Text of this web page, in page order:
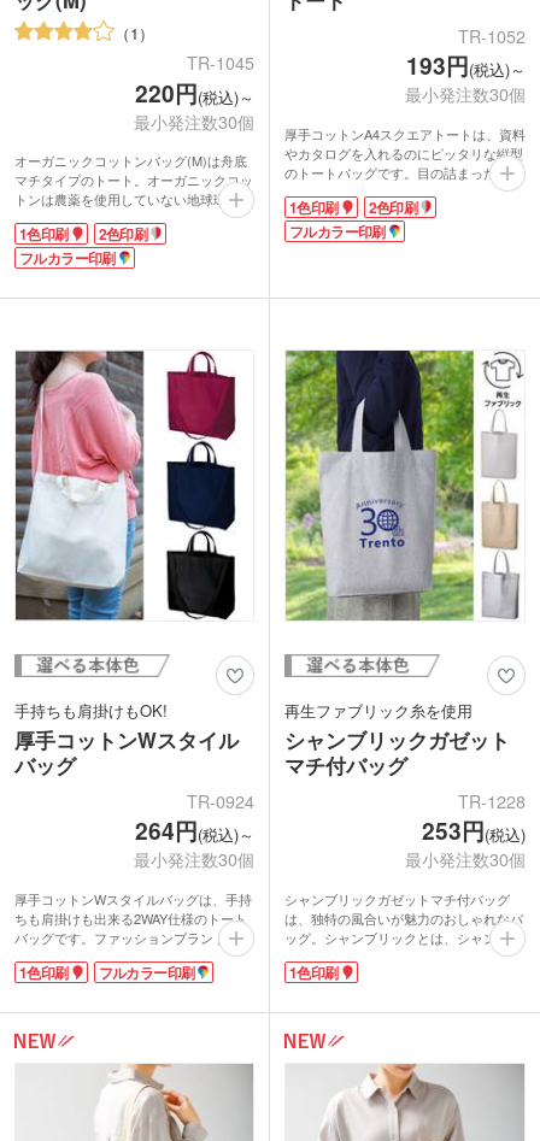
1
TR-1045
220円(税込)～
最小発注数30個
オーガニックコットンバッグ(M)は舟底
マチタイプのトート。オーガニックコッ
トンは農薬を使用していない地球環境に
配慮されたエコ素材。シンプルな生成り
の風合いで使いやすいコットンバッグで
す。
マチ付きバッグは幅広い業界に人気。広
ルティなど色々な用途で使用でき、販促
効果の高いトートです。展示会の資料入
れにもおすすめ。
印刷は1色・2色からフルカラー転写まで
対応。小ロットでのお申し込みも可能で
す。
1色印刷
2色印刷
フルカラー印刷
TR-1052
193円(税込)～
最小発注数30個
厚手コットンA4スクエアトートは、資料
やカタログを入れるのにピッタリな縦型
のトートバッグです。目の詰まった約5
オンスの生地は、ほどよく柔らかい手触
りでありつつも中身が透けにくい。環境
にも優しいので安心して使えます。A4サ
イズで角底マチ付きのシンプルなデザイ
っかり映えます。オープンキャンパスや
セミナー、展示会などのノベルティにオ
ススメです。
1色印刷
2色印刷
フルカラー印刷
手持ちも肩掛けもOK!
厚手コットンWスタイル
バッグ
TR-0924
264円(税込)～
最小発注数30個
厚手コットンWスタイルバッグは、手持
ちも肩掛けも出来る2WAY仕様のトート
バッグです。ファッションブランドで人
気の形状で、オリジナルの1色印刷・フ
ルカラー印刷ができます。
のコットンバッグでは物足りないおしゃ
れ感度の高い人たちに人気があります。
最近ブームのラフなスタイルにぴったり
な、こなれたフォルムのオリジナルバッ
グが製作できますよ。生地はやや薄手の
シーチング地です。
1色印刷 フルカラー印刷
再生ファブリック糸を使用
シャンブリックガゼット
マチ付バッグ
TR-1228
253円(税込)
最小発注数30個
シャンブリックガゼットマチ付バッグ
は、独特の風合いが魅力のおしゃれなバ
ッグ。シャンブリックとは、シャンブレ
ーとファブリックを組み合わせた造語で
す。布地を糸として再利用した再生ファ
ル思考の方におすすめの商品。
コットンとは一味違う霜降り調の生地
は、リネンのような爽やかさと、手触り
の良さが魅力。A4がすっぽり入るサイズ
で、マチもあるので収納力抜群です。会
社やブランドのロゴを入れて、おしゃれ
なオリジナルバックを作ってみません
1色印刷